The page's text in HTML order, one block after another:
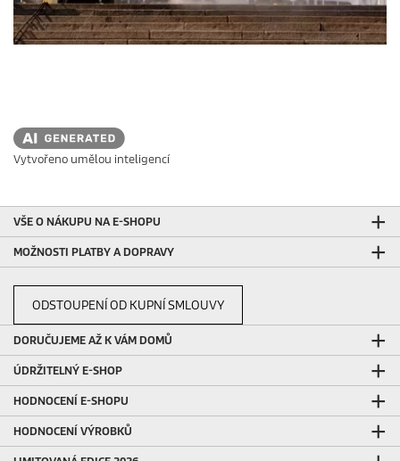
Vytvořeno umělou inteligencí
VŠE O NÁKUPU NA E-SHOPU
MOŽNOSTI PLATBY A DOPRAVY
ODSTOUPENÍ OD KUPNÍ SMLOUVY
DORUČUJEME AŽ K VÁM DOMŮ
ÚDRŽITELNÝ E-SHOP
HODNOCENÍ E-SHOPU
HODNOCENÍ VÝROBKŮ